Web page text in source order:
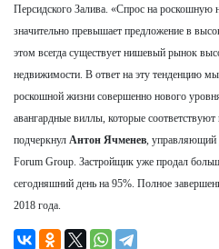
Персидского Залива. «Спрос на роскошную
значительно превышает предложение в
этом всегда существует нишевый рынок
недвижимости. В ответ на эту тенденцию
роскошной жизни совершенно нового
авангардные виллы, которые
подчеркнул Антон Ячменев, управляющий
Forum Group. Застройщик уже продал
сегодняшний день на 95%. Полное
2018 года.